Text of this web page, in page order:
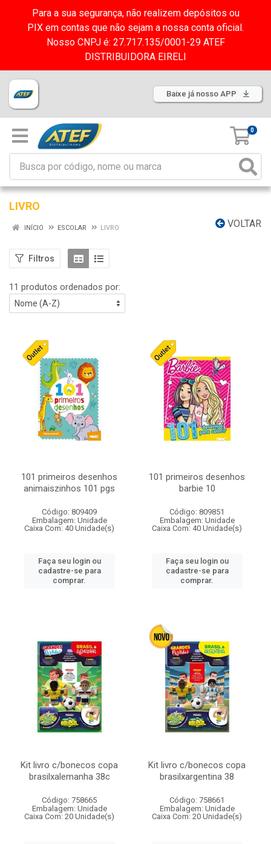
Para a sua segurança, não realizem depósitos ou
PIX em contas que não sejam a nossa conta oficial.
Nosso CNPJ é: 27.717.135/0001-29 ATEF
DISTRIBUIDORA EIRELI
Baixe já nosso APP
0
LIVRO
VOLTAR
INÍCIO ESCOLAR LIVRO
Filtros
11 produtos ordenados por:
101 primeiros desenhos
animaiszinhos 101 pgs
Código: 809409
Embalagem: Unidade
Caixa Com: 40 Unidade(s)
Faça seu login ou
cadastre-se para
comprar.
101 primeiros desenhos
barbie 10
Código: 809851
Embalagem: Unidade
Caixa Com: 40 Unidade(s)
Faça seu login ou
cadastre-se para
comprar.
Kit livro c/bonecos copa
brasilxalemanha 38c
Código: 758665
Embalagem: Unidade
Caixa Com: 20 Unidade(s)
Kit livro c/bonecos copa
brasilxargentina 38
Código: 758661
Embalagem: Unidade
Caixa Com: 20 Unidade(s)